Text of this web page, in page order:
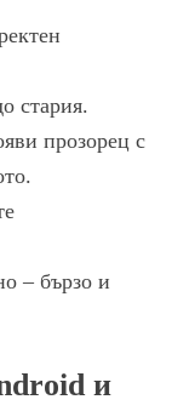
стария.
прозорец с
– бързо и
и